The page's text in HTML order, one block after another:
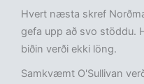
Hvert næsta skref
gefa upp að svo stöddu.
biðin verði ekki löng.
Samkvæmt O'Sullivan